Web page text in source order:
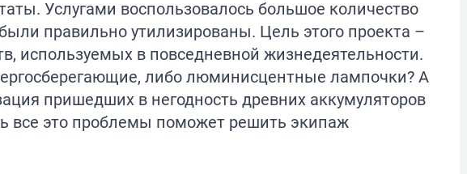
Услугами воспользовалось большое количество
правильно утилизированы. Цель этого проекта –
используемых в повседневной жизнедеятельности.
либо люминисцентные лампочки? А
пришедших в негодность древних аккумуляторов
все это проблемы поможет решить экипаж